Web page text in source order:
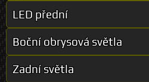
LED přední
Boční obrysová světla
Zadní světla